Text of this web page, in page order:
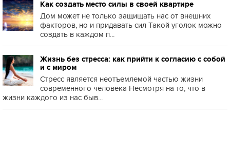
Как создать место силы в своей квартире
Дом может не только защищать нас от внешних
факторов, но и придавать сил Такой уголок можно
создать в каждом п...
Жизнь без стресса: как прийти к согласию с собой
и с миром
Стресс является неотъемлемой частью жизни
современного человека Несмотря на то, что в
жизни каждого из нас быв...